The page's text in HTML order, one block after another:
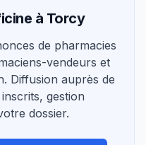
à Torcy
de pharmacies
vendeurs et
Diffusion auprès de
gestion
dossier.